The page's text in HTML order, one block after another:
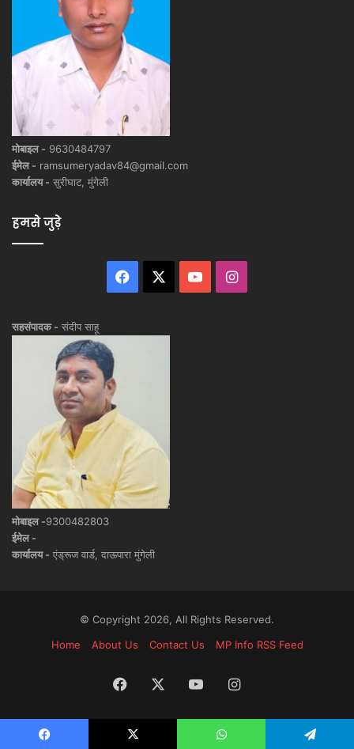
मोबाइल - 9630484797
ईमेल - ramsumeryadav84@gmail.com
कार्यालय - सुरीघाट, मुंगेली
हमसे जुड़े
Facebook YouTubeInstagram
सहसंपादक - संदीप साहू
मोबाइल -9300482803
ईमेल -
कार्यालय - एंड्रूज वार्ड, दाऊपारा मुंगेली
© Copyright 2026, All Rights Reserved.
Home
About Us Contact Us MP Info RSS Feed
Facebook YouTubeInstagram